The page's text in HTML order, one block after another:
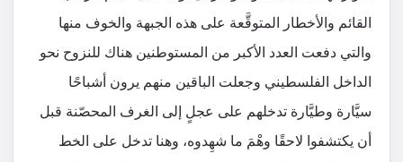
القائم والأخطار المتوقَّعة على هذه الجبهة والخوف منها
والتي دفعت العدد الأكبر من المستوطنين هناك للنزوح نحو
الداخل الفلسطيني وجعلت الباقين منهم يرون أشباحًا
سيَّارة وطيَّارة تدخلهم على عجلٍ إلى الغرف المحصّنة قبل
أن يكتشفوا لاحقًا وهْمَ ما شهِدوه، وهنا تدخل على الخط